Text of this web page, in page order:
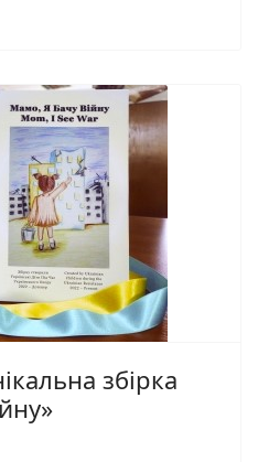
збірка